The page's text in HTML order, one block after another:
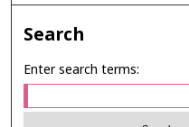
Search
Enter search terms: